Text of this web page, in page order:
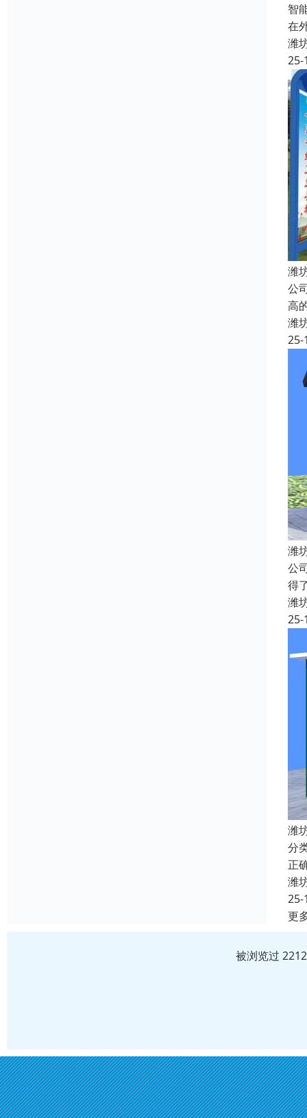
智
在
潍
25-
潍
公
高
潍
25-
潍
公
得
潍
25-
潍
分
正
潍
25-
更
被浏览过